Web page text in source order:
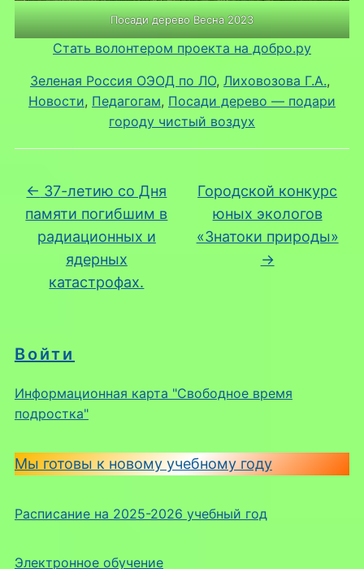
Войти
Информационная карта "Свободное время
подростка"
Мы готовы к новому учебному году
Расписание на 2025-2026 учебный год
Электронное обучение
Посади дерево Весна 2023
Стать волонтером проекта на добро.ру
Зеленая Россия ОЭОД по ЛО, Лиховозова Г.А.
Новости, Педагогам, Посади дерево — подари
городу чистый воздух
← 37-летию со Дня
памяти погибшим в
радиационных и
ядерных
катастрофах.
Городской конкурс
юных экологов
«Знатоки природы»
→